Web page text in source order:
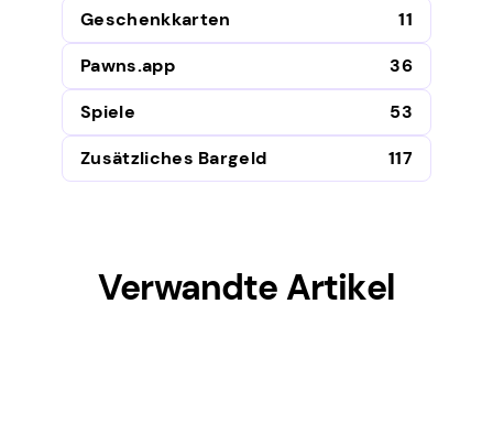
Geschenkkarten
11
Pawns.app
36
Spiele
53
Zusätzliches Bargeld
117
Verwandte Artikel